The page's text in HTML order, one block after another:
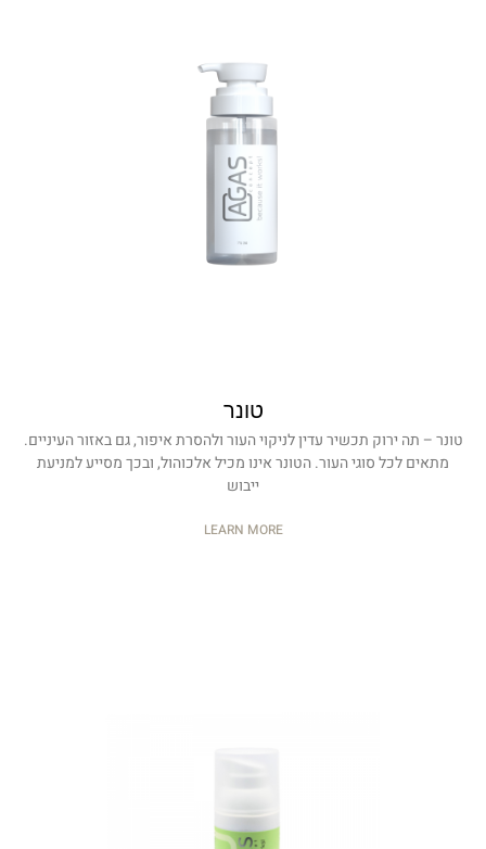
טונר
טונר – תה ירוק תכשיר עדין לניקוי העור ולהסרת איפור, גם באזור העיניים.
מתאים לכל סוגי העור. הטונר אינו מכיל אלכוהול, ובכך מסייע למניעת
ייבוש
LEARN MORE